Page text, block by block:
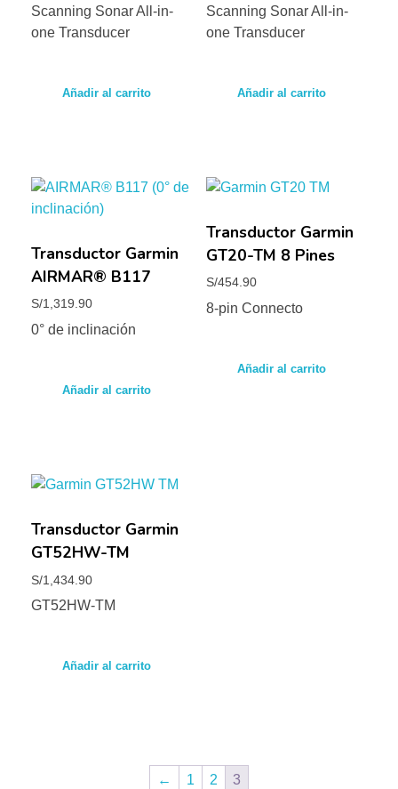
Scanning Sonar All-in-
one Transducer
Añadir al carrito
Scanning Sonar All-in-
one Transducer
Añadir al carrito
Transductor Garmin
AIRMAR® B117
S/1,319.90
0° de inclinación
Añadir al carrito
Transductor Garmin
GT20-TM 8 Pines
S/454.90
8-pin Connecto
Añadir al carrito
Transductor Garmin
GT52HW-TM
S/1,434.90
GT52HW-TM
Añadir al carrito
← 1 2 3